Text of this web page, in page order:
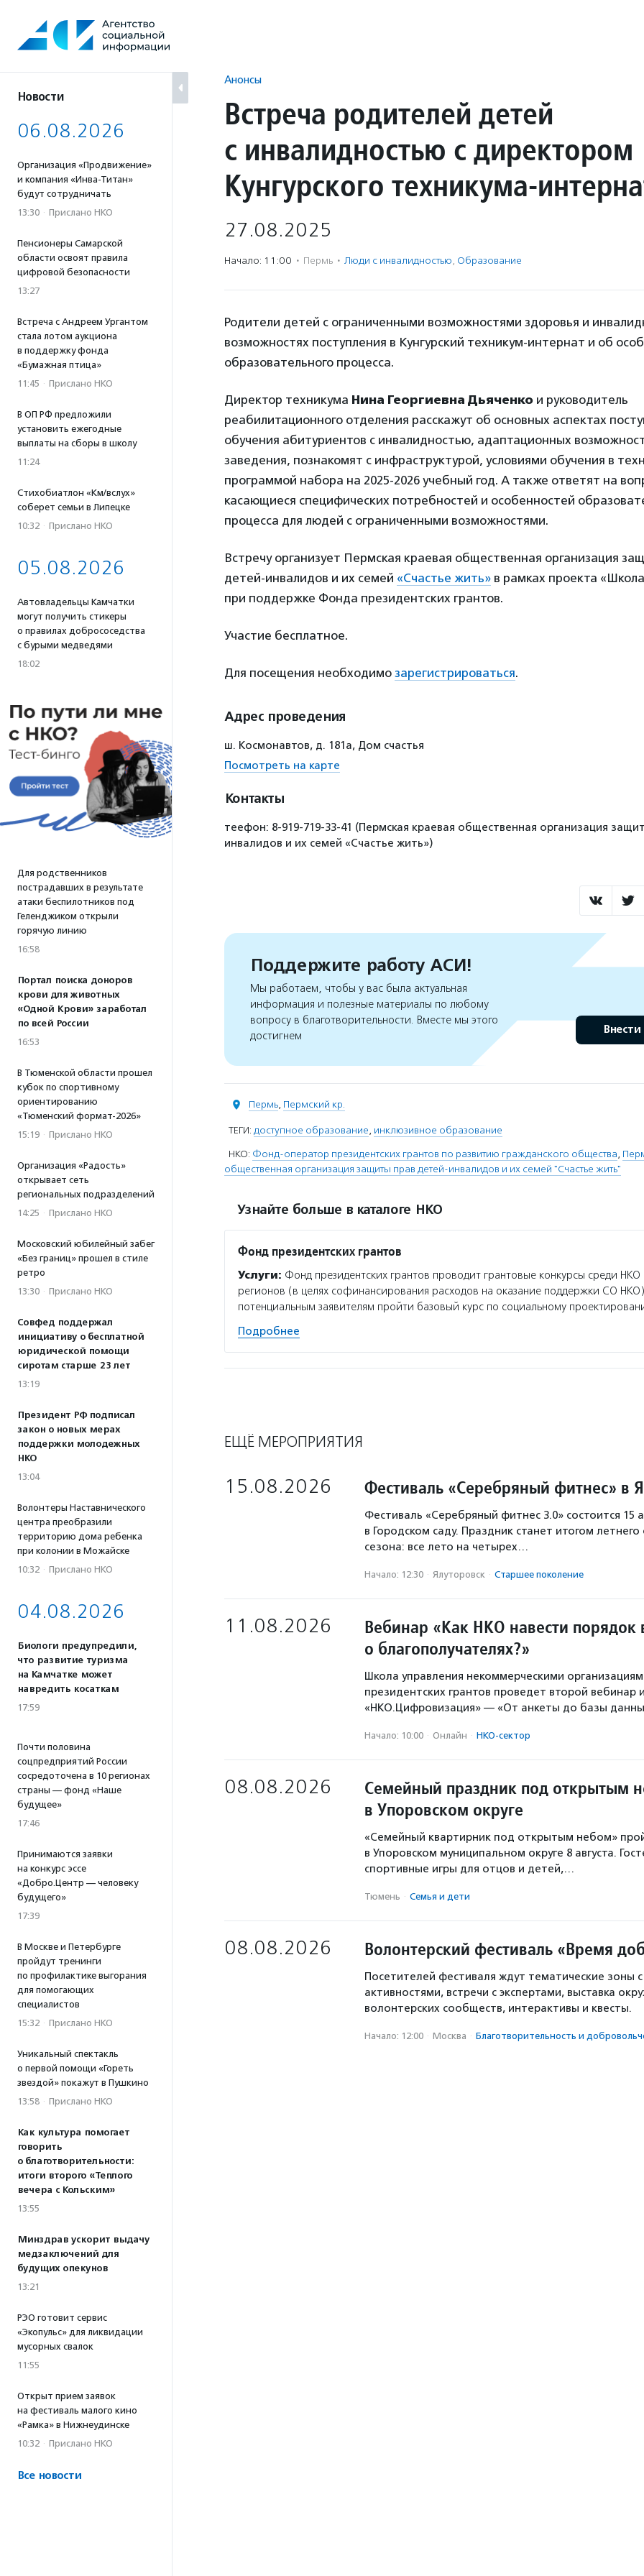
содержанию
Новости
06.08.2026
Организация «Продвижение»
и компания «Инва-Титан»
будут сотрудничать
13:30 · Прислано НКО
Пенсионеры Самарской
области освоят правила
цифровой безопасности
13:27
Встреча с Андреем Ургантом
стала лотом аукциона
в поддержку фонда
«Бумажная птица»
11:45 · Прислано НКО
В ОП РФ предложили
установить ежегодные
выплаты на сборы в школу
11:24
Стихобиатлон «Км/вслух»
соберет семьи в Липецке
10:32 · Прислано НКО
05.08.2026
Автовладельцы Камчатки
могут получить стикеры
о правилах добрососедства
с бурыми медведями
18:02
Для родственников
пострадавших в результате
атаки беспилотников под
Геленджиком открыли
горячую линию
16:58
Портал поиска доноров
крови для животных
«Одной Крови» заработал
по всей России
16:53
В Тюменской области прошел
кубок по спортивному
ориентированию
«Тюменский формат-2026»
15:19 · Прислано НКО
Организация «Радость»
открывает сеть
региональных подразделений
14:25 · Прислано НКО
Московский юбилейный забег
«Без границ» прошел в стиле
ретро
13:30 · Прислано НКО
Совфед поддержал
инициативу о бесплатной
юридической помощи
сиротам старше 23 лет
13:19
Президент РФ подписал
закон о новых мерах
поддержки молодежных
НКО
13:04
Волонтеры Наставнического
центра преобразили
территорию дома ребенка
при колонии в Можайске
10:32 · Прислано НКО
04.08.2026
Биологи предупредили,
что развитие туризма
на Камчатке может
навредить косаткам
17:59
Почти половина
соцпредприятий России
сосредоточена в 10 регионах
страны — фонд «Наше
будущее»
17:46
Принимаются заявки
на конкурс эссе
«Добро.Центр — человеку
будущего»
17:39
В Москве и Петербурге
пройдут тренинги
по профилактике выгорания
для помогающих
специалистов
15:32 · Прислано НКО
Уникальный спектакль
о первой помощи «Гореть
звездой» покажут в Пушкино
13:58 · Прислано НКО
Как культура помогает
говорить
о благотворительности:
итоги второго «Теплого
вечера с Кольским»
13:55
Минздрав ускорит выдачу
медзаключений для
будущих опекунов
13:21
РЭО готовит сервис
«Экопульс» для ликвидации
мусорных свалок
11:55
Открыт прием заявок
на фестиваль малого кино
«Рамка» в Нижнеудинске
10:32 · Прислано НКО
Все новости
Анонсы
Встреча родителей детей
с инвалидностью с директором
Кунгурского техникума-
27.08.2025
Начало: 11:00 · Пермь · Люди с инвалидностью, Образование
Родители детей с ограниченными возможностями здоровья и
возможностях поступления в Кунгурский техникум-интернат и об
образовательного процесса.
Директор техникума Нина Георгиевна Дьяченко и руководитель
реабилитационного отделения расскажут об основных аспектах
обучения абитуриентов с инвалидностью, адаптационных
заведения, познакомят с инфраструктурой, условиями обучения в
программой набора на 2025-2026 учебный год. А также ответят на
касающиеся специфических потребностей и особенностей
процесса для людей с ограниченными возможностями.
Встречу организует Пермская краевая общественная организация
детей-инвалидов и их семей «Счастье жить» в рамках проекта
при поддержке Фонда президентских грантов.
Участие бесплатное.
Для посещения необходимо зарегистрироваться.
Адрес проведения
ш. Космонавтов, д. 181а, Дом счастья
Посмотреть на карте
Контакты
теефон: 8-919-719-33-41 (Пермская краевая общественная организация
инвалидов и их семей «Счастье жить»)
Поддержите работу АСИ!
Мы работаем, чтобы у вас была актуальная
информация и полезные материалы по любому
вопросу в благотворительности. Вместе мы этого
достигнем
Внести
Пермь, Пермский кр.
ТЕГИ: доступное образование, инклюзивное образование
НКО: Фонд-оператор президентских грантов по развитию гражданского общества,
общественная организация защиты прав детей-инвалидов и их семей "Счастье жить"
Узнайте больше в каталоге НКО
Фонд президентских грантов
Услуги: Фонд президентских грантов проводит грантовые конкурсы среди НКО
регионов (в целях софинансирования расходов на оказание поддержки СО
потенциальным заявителям пройти базовый курс по социальному
Подробнее
ЕЩЁ МЕРОПРИЯТИЯ
15.08.2026 Фестиваль «Серебряный фитнес» в
Фестиваль «Серебряный фитнес 3.0» состоится 15
в Городском саду. Праздник станет итогом летнего
сезона: все лето на четырех…
Начало: 12:30 · Ялуторовск · Старшее поколение
11.08.2026
Вебинар «Как НКО навести порядок
о благополучателях?»
Школа управления некоммерческими
президентских грантов проведет второй вебинар
«НКО.Цифровизация» — «От анкеты до базы
Начало: 10:00 · Онлайн · НКО-сектор
08.08.2026
Семейный праздник под открытым
в Упоровском округе
«Семейный квартирник под открытым небом»
в Упоровском муниципальном округе 8 августа.
спортивные игры для отцов и детей,…
Тюмень · Семья и дети
08.08.2026 Волонтерский фестиваль «Время
Посетителей фестиваля ждут тематические зоны
активностями, встречи с экспертами, выставка
волонтерских сообществ, интерактивы и квесты.
Начало: 12:00 · Москва · Благотвори­тель­ность и